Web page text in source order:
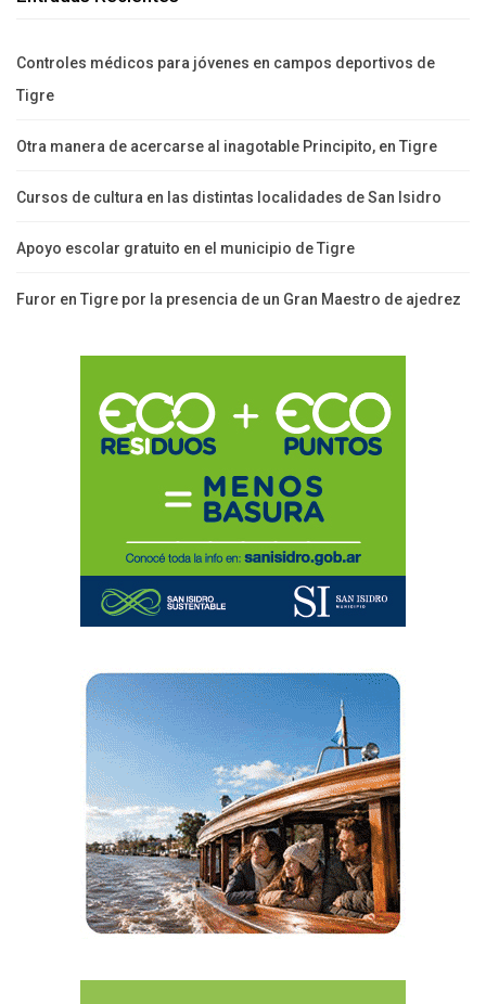
Controles médicos para jóvenes en campos deportivos de
Tigre
Otra manera de acercarse al inagotable Principito, en Tigre
Cursos de cultura en las distintas localidades de San Isidro
Apoyo escolar gratuito en el municipio de Tigre
Furor en Tigre por la presencia de un Gran Maestro de ajedrez